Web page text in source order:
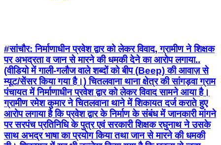
#सांचौर: निर्माणाधीन प्रवेश द्वार को लेकर विवाद, ग्रामीण ने शिक्षक
पर अभद्रता व जान से मारने की धमकी देने का आरोप लगाया..
(वीडियो में गाली-गलौज वाले शब्दों को बीप (Beep) की आवाज़ से
म्यूट/सेंसर किया गया है।) चितलवाना थाना क्षेत्र की सांगड़वा ग्राम
पंचायत में निर्माणाधीन प्रवेश द्वार को लेकर विवाद सामने आया है।
ग्रामीण रमेश कुमार ने चितलवाना थाने में शिकायत दर्ज कराते हुए
आरोप लगाया है कि प्रवेश द्वार के निर्माण के संबंध में जानकारी मांगने
पर सरपंच प्रतिनिधि के पुत्र एवं सरकारी शिक्षक रघुनाथ ने उसके
साथ अभद्र भाषा का प्रयोग किया तथा जान से मारने की धमकी